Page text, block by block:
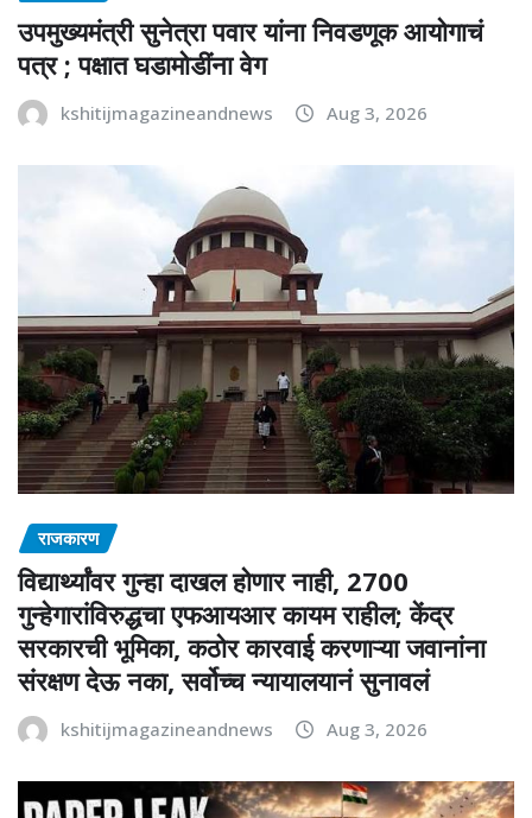
उपमुख्यमंत्री सुनेत्रा पवार यांना निवडणूक आयोगाचं
पत्र ; पक्षात घडामोडींना वेग
kshitijmagazineandnews Aug 3, 2026
राजकारण
विद्यार्थ्यांवर गुन्हा दाखल होणार नाही, 2700
गुन्हेगारांविरुद्धचा एफआयआर कायम राहील; केंद्र
सरकारची भूमिका, कठोर कारवाई करणाऱ्या जवानांना
संरक्षण देऊ नका, सर्वोच्च न्यायालयानं सुनावलं
kshitijmagazineandnews Aug 3, 2026